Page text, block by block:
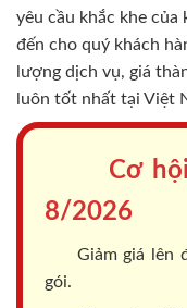
yêu cầu khắc khe của
đến cho quý khách
lượng dịch vụ, giá
luôn tốt nhất tại Việt
Cơ
8/2026
Giảm giá lên
gói.